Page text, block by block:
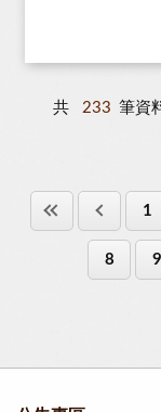
共 233 筆資
1
8 9